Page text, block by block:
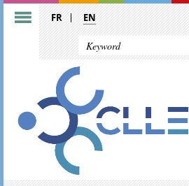
FR EN